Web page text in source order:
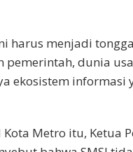
harus menjadi
pemerintah, dunia
ekosistem informasi
Metro itu, Ketua